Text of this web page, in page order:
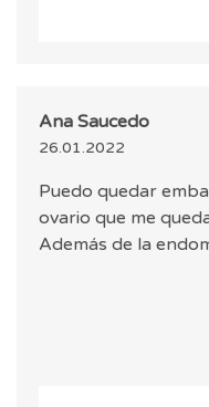
Ana Saucedo
26.01.2022
Puedo quedar
ovario que me
Además de la